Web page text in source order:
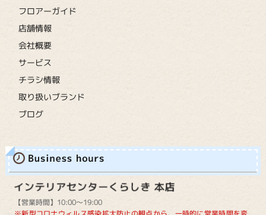
フロアーガイド
店舗情報
会社概要
サービス
チラシ情報
取り扱いブランド
ブログ
【営業時間】10:00～19:00